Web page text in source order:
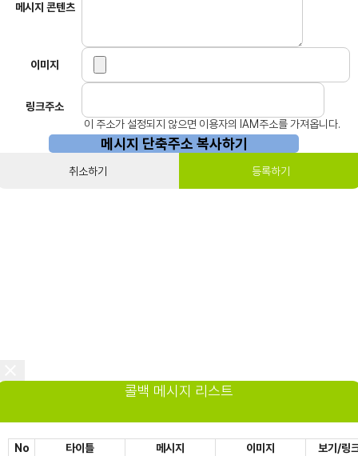
메시지 콘텐츠
이미지
링크주소
이 주소가 설정되지 않으면 이용자의 IAM주소를 가져옵니다.
메시지 단축주소 복사하기
취소하기 등록하기
콜백 메시지 리스트
No 타이틀 메시지 이미지 보기/링